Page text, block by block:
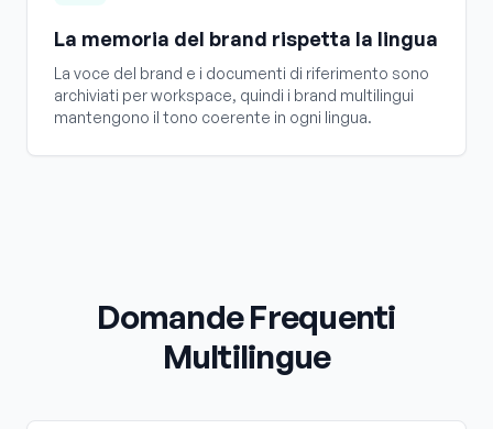
La memoria del brand rispetta la lingua
La voce del brand e i documenti di riferimento sono
archiviati per workspace, quindi i brand multilingui
mantengono il tono coerente in ogni lingua.
Domande Frequenti
Multilingue